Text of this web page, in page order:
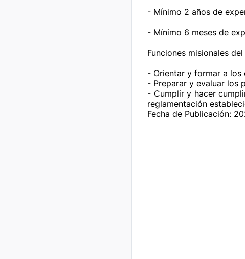
- Mínimo 2 años de
- Mínimo 6 meses de
Funciones misionales
- Orientar y formar a los
- Preparar y evaluar los
- Cumplir y hacer
reglamentación
Fecha de Publicación: